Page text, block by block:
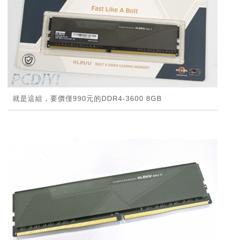
就是這組，要價僅990元的DDR4-3600 8GB